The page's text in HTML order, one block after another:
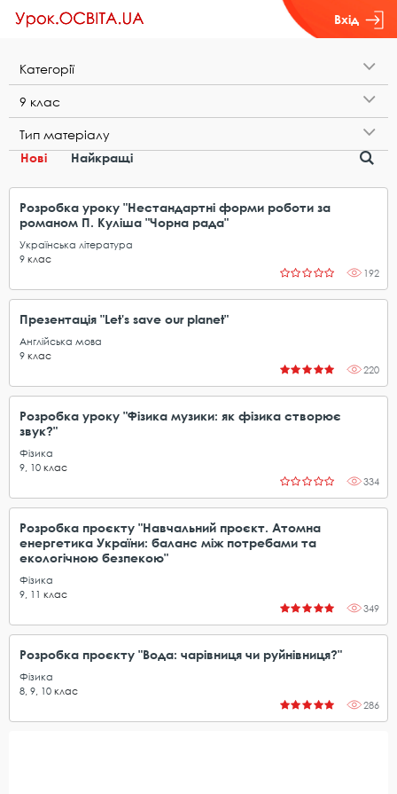
Вхід
К​а​т​е​г​о​р​і​ї
9​ ​к​л​а​с
Т​и​п​ ​м​а​т​е​р​і​а​л​у
Нові
Найкращі
Розробка уроку "Нестандартні форми роботи за
романом П. Куліша "Чорна рада"
Українська література
9 клас
192
Презентація "Let's save our planet"
Англійська мова
9 клас
220
Розробка уроку "Фізика музики: як фізика створює
звук?"
Фізика
9 10 клас
334
Розробка проєкту "Навчальний проєкт. Атомна
енергетика України: баланс між потребами та
екологічною безпекою"
Фізика
9 11 клас
349
Розробка проєкту "Вода: чарівниця чи руйнівниця?"
Фізика
8 9 10 клас
286